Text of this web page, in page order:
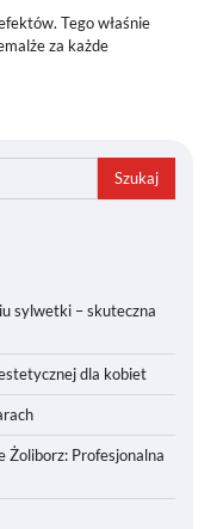
Tego właśnie
za każde
sylwetki – skuteczna
dla kobiet
Żoliborz: Profesjonalna